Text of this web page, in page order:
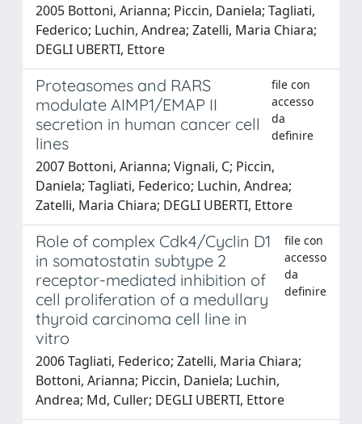
2005 Bottoni, Arianna; Piccin, Daniela; Tagliati,
Federico; Luchin, Andrea; Zatelli, Maria Chiara;
DEGLI UBERTI, Ettore
Proteasomes and RARS
modulate AIMP1/EMAP II
secretion in human cancer cell
lines
file con
accesso
da
definire
2007 Bottoni, Arianna; Vignali, C; Piccin,
Daniela; Tagliati, Federico; Luchin, Andrea;
Zatelli, Maria Chiara; DEGLI UBERTI, Ettore
Role of complex Cdk4/Cyclin D1
in somatostatin subtype 2
receptor-mediated inhibition of
cell proliferation of a medullary
thyroid carcinoma cell line in
vitro
file con
accesso
da
definire
2006 Tagliati, Federico; Zatelli, Maria Chiara;
Bottoni, Arianna; Piccin, Daniela; Luchin,
Andrea; Md, Culler; DEGLI UBERTI, Ettore